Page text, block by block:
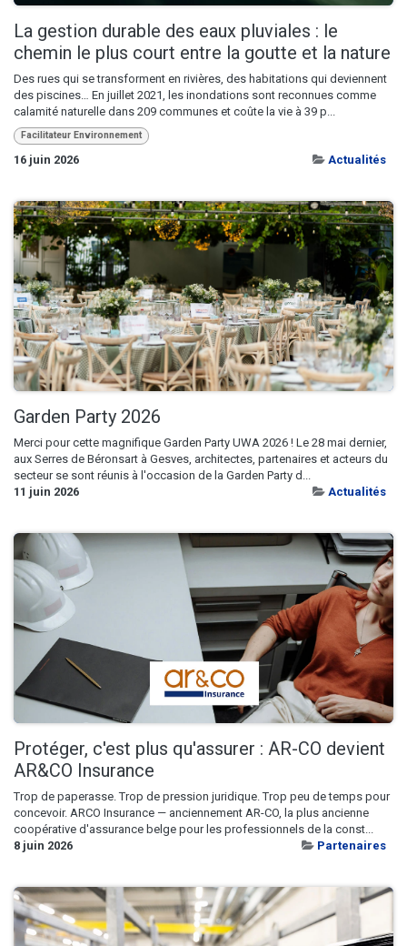
La gestion durable des eaux pluviales : le
chemin le plus court entre la goutte et la nature
Des rues qui se transforment en rivières, des habitations qui deviennent
des piscines… En juillet 2021, les inondations sont reconnues comme
calamité naturelle dans 209 communes et coûte la vie à 39 p...
Facilitateur Environnement
16 juin 2026 Actualités
Garden Party 2026
Merci pour cette magnifique Garden Party UWA 2026 ! Le 28 mai dernier,
aux Serres de Béronsart à Gesves, architectes, partenaires et acteurs du
secteur se sont réunis à l'occasion de la Garden Party d...
11 juin 2026
Actualités
Protéger, c'est plus qu'assurer : AR-CO devient
AR&CO Insurance
Trop de paperasse. Trop de pression juridique. Trop peu de temps pour
concevoir. ARCO Insurance — anciennement AR-CO, la plus ancienne
coopérative d'assurance belge pour les professionnels de la const...
8 juin 2026
Partenaires